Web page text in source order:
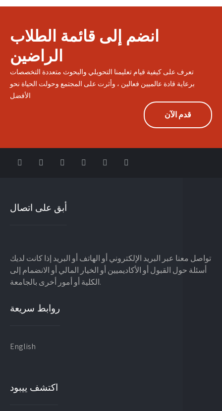
انضم إلى قائمة الطلاب
الراضين
تعرف على كيفية قيام تعليمنا التحويلي والبحوث متعددة التخصصات
برعاية قادة عالميين فعالين ، وأثرت على المجتمع وحولت الحياة نحو
الأفضل
قدم الآن
أبق على اتصال
تواصل معنا عبر البريد الإلكتروني أو الهاتف أو البريد إذا كانت لديك
أسئلة حول القبول أو الأكاديميين أو الخيار المالي أو الانضمام إلى
الكلية أو أمور أخرى بالجامعة.
روابط سريعة
English
اكتشف ييبود